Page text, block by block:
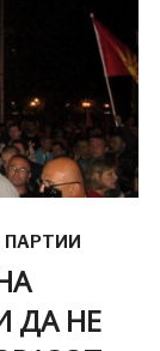
ПАРТИИ
ДА НЕ